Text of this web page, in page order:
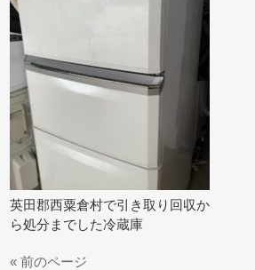
英田郡西粟倉村で引き取り回収か
ら処分までした冷蔵庫
« 前のページ